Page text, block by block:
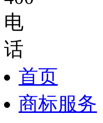
首页
商标服务